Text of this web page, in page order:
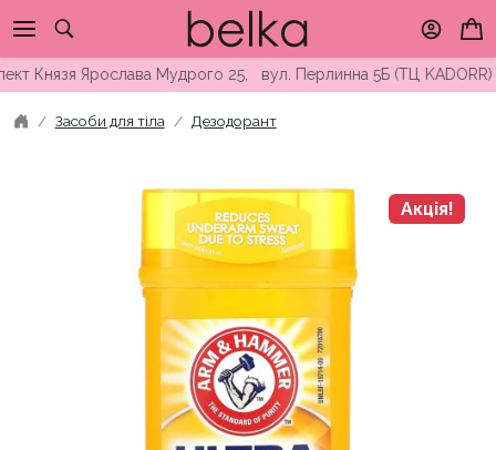
to
contentЯрослава Мудрого 25, вул. Перлинна 5Б (ТЦ KADORR) ∘
Засоби для тіла Дезодорант
Акція!